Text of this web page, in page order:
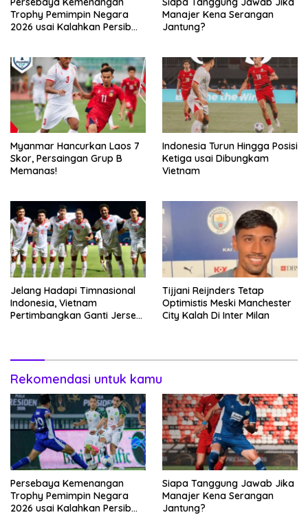
Trophy Pemimpin Negara
2026 usai Kalahkan Persib
Manajer Kena Serangan
Jantung?
Myanmar Hancurkan Laos 7
Skor, Persaingan Grup B
Memanas!
Indonesia Turun Hingga Posisi
Ketiga usai Dibungkam
Vietnam
Jelang Hadapi Timnasional
Indonesia, Vietnam
Pertimbangkan Ganti Jersey
Tijjani Reijnders Tetap
Optimistis Meski Manchester
City Kalah Di Inter Milan
Rekomendasi untuk kamu
Persebaya Kemenangan
Trophy Pemimpin Negara
2026 usai Kalahkan Persib
Siapa Tanggung Jawab Jika
Manajer Kena Serangan
Jantung?